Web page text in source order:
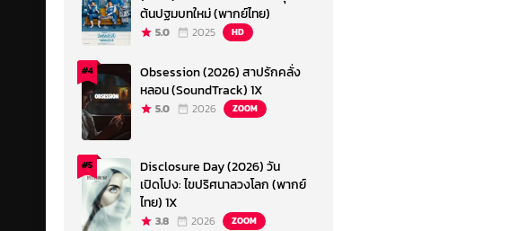
ต้นปฐมบทใหม่ (พากย์ไทย)
5.0 2025 HD
#4
Obsession (2026) สาปรักคลั่ง
หลอน (SoundTrack) 1X
5.0 2026 ZOOM
#5
Disclosure Day (2026) วัน
เปิดโปง: ไขปริศนาลวงโลก (พากย์
ไทย) 1X
3.8 2026 ZOOM